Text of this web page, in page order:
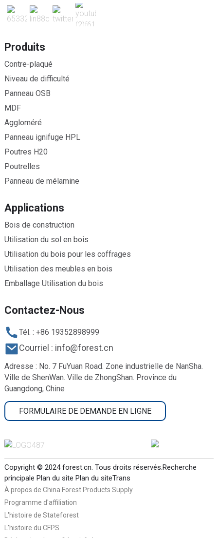
Produits
Contre-plaqué
Niveau de difficulté
Panneau OSB
MDF
Aggloméré
Panneau ignifuge HPL
Poutres H20
Poutrelles
Panneau de mélamine
Applications
Bois de construction
Utilisation du sol en bois
Utilisation du bois pour les coffrages
Utilisation des meubles en bois
Emballage Utilisation du bois
Contactez-Nous
Tél. : +86 19352898999
Courriel : info@forest.cn
Adresse : No. 7 FuYuan Road. Zone industrielle de NanSha.
Ville de ShenWan. Ville de ZhongShan. Province du
Guangdong, Chine
FORMULAIRE DE DEMANDE EN LIGNE
Copyright © 2024 forest.cn. Tous droits réservés.Recherche
principale Plan du site Plan du siteTrans
À propos de China Forest Products Supply
Programme d'affiliation
L'histoire de Stateforest
L'histoire du CFPS